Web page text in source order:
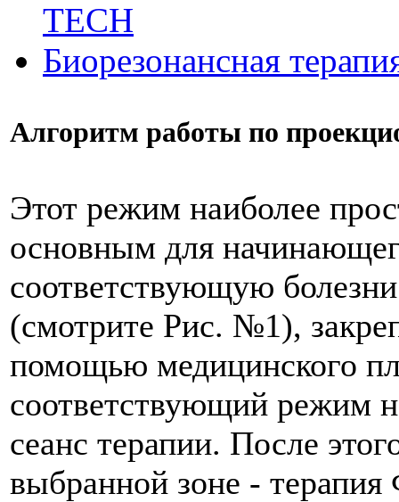
ТЕСН
Биорезонансная
Алгоритм работы по
Этот режим наиболее
основным для
соответствующую
(смотрите Рис. №1),
помощью медицинского
соответствующий режим
сеанс терапии. После
выбранной зоне -